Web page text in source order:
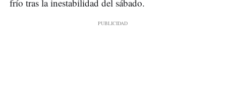
frío tras la inestabilidad del sábado.